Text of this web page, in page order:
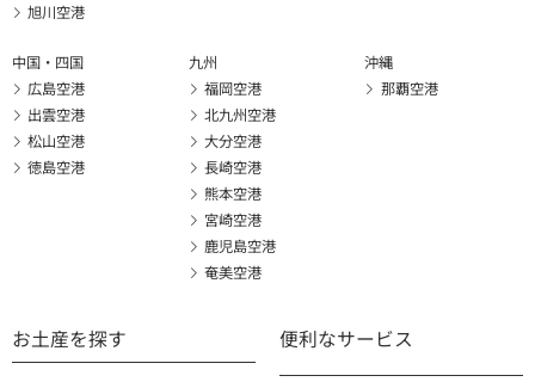
旭川空港
中国・四国
広島空港
出雲空港
松山空港
徳島空港
九州
福岡空港
北九州空港
大分空港
長崎空港
熊本空港
宮崎空港
鹿児島空港
奄美空港
沖縄
那覇空港
お土産を探す 便利なサービス